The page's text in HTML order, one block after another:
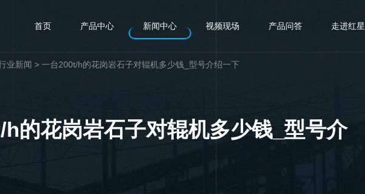
首页 产品中心 新闻中心 视频现场 产品问答 走进红星
业新闻 > 一台200t/h的花岗岩石子对辊机多少钱_型号介绍一下
h的花岗岩石子对辊机多少钱_型号介